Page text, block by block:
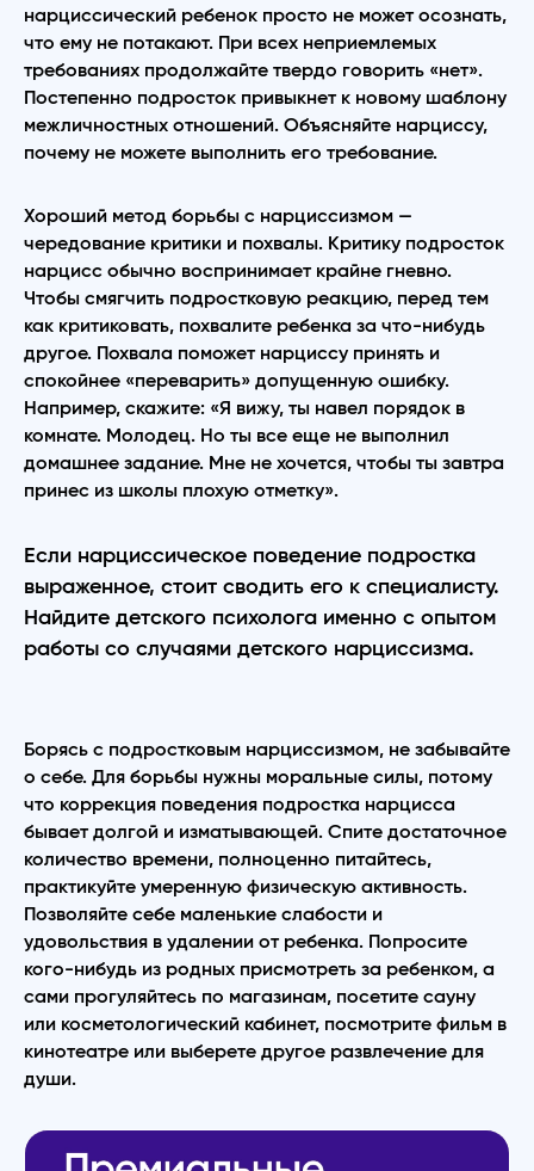
нарциссический ребенок просто не может осознать,
что ему не потакают. При всех неприемлемых
требованиях продолжайте твердо говорить «нет».
Постепенно подросток привыкнет к новому шаблону
межличностных отношений. Объясняйте нарциссу,
почему не можете выполнить его требование.
Хороший метод борьбы с нарциссизмом —
чередование критики и похвалы. Критику подросток
нарцисс обычно воспринимает крайне гневно.
Чтобы смягчить подростковую реакцию, перед тем
как критиковать, похвалите ребенка за что-нибудь
другое. Похвала поможет нарциссу принять и
спокойнее «переварить» допущенную ошибку.
Например, скажите: «Я вижу, ты навел порядок в
комнате. Молодец. Но ты все еще не выполнил
домашнее задание. Мне не хочется, чтобы ты завтра
принес из школы плохую отметку».
Если нарциссическое поведение подростка
выраженное, стоит сводить его к специалисту.
Найдите детского психолога именно с опытом
работы со случаями детского нарциссизма.
Борясь с подростковым нарциссизмом, не забывайте
о себе. Для борьбы нужны моральные силы, потому
что коррекция поведения подростка нарцисса
бывает долгой и изматывающей. Спите достаточное
количество времени, полноценно питайтесь,
практикуйте умеренную физическую активность.
Позволяйте себе маленькие слабости и
удовольствия в удалении от ребенка. Попросите
кого-нибудь из родных присмотреть за ребенком, а
сами прогуляйтесь по магазинам, посетите сауну
или косметологический кабинет, посмотрите фильм в
кинотеатре или выберете другое развлечение для
души.